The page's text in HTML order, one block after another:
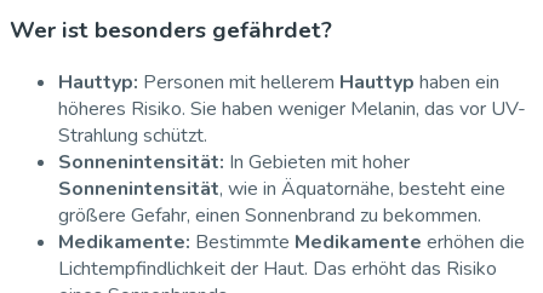
Wer ist besonders gefährdet?
Hauttyp: Personen mit hellerem Hauttyp haben ein
höheres Risiko. Sie haben weniger Melanin, das vor UV-
Strahlung schützt.
Sonnenintensität: In Gebieten mit hoher
Sonnenintensität, wie in Äquatornähe, besteht eine
größere Gefahr, einen Sonnenbrand zu bekommen.
Medikamente: Bestimmte Medikamente erhöhen die
Lichtempfindlichkeit der Haut. Das erhöht das Risiko